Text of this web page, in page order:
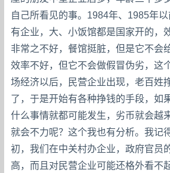
自己所看见的事。1984年、1985年
有企业，大、小饭馆都是国家开的，
非常之不好，餐馆挺脏，但是它不会
效率不好，但它不会做假冒伪劣，这
场经济以后，民营企业出现，老百姓
了，于是开始有各种挣钱的手段，如
什么事情就都可能发生，劣币就会越
就会不力呢？这个我也有分析。我记
初，我们在中关村办企业，政府官员
高，而且对民营企业可能还格外看不